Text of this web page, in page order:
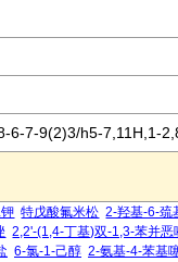
6-7-9(2)3/h5-7,11H,1-
特戊酸氟米松 2-羟基-6-巯
2,2'-(1,4-丁基)双-1,3-苯并恶
6-氯-1-己醇 2-氨基-4-苯基